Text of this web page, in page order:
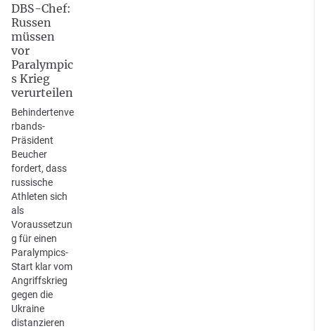
DBS-Chef:
Russen
müssen
vor
Paralympic
s Krieg
verurteilen
Behindertenve
rbands-
Präsident
Beucher
fordert, dass
russische
Athleten sich
als
Voraussetzun
g für einen
Paralympics-
Start klar vom
Angriffskrieg
gegen die
Ukraine
distanzieren